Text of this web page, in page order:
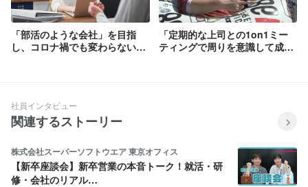
「部活のような会社」を目指
し、コロナ禍でも変わらない
「定期的な上司との1on1ミー
ティングで周りを意識して成長
社員インタビュー
関連するストーリー
株式会社スーパーソフトウエア 東京オフィス
【新卒座談会】新卒営業の本音トーク！就活・研
修・会社のリアル…